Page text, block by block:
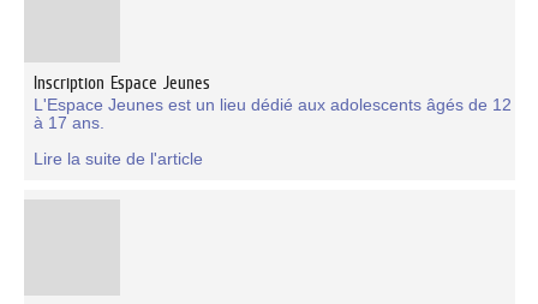
Inscription Espace Jeunes
L'Espace Jeunes est un lieu dédié aux adolescents âgés de 12
à 17 ans.
Lire la suite de l'article